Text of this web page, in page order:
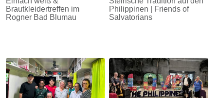
Brautkleidertreffen im
Rogner Bad Blumau
Philippinen | Friends of
Salvatorians